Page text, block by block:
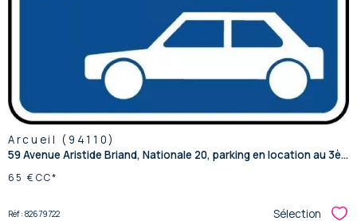
Arcueil (94110)
59 Avenue Aristide Briand, Nationale 20, parking en location au 3è...
65 € CC*
Réf : 82679722 Sélection